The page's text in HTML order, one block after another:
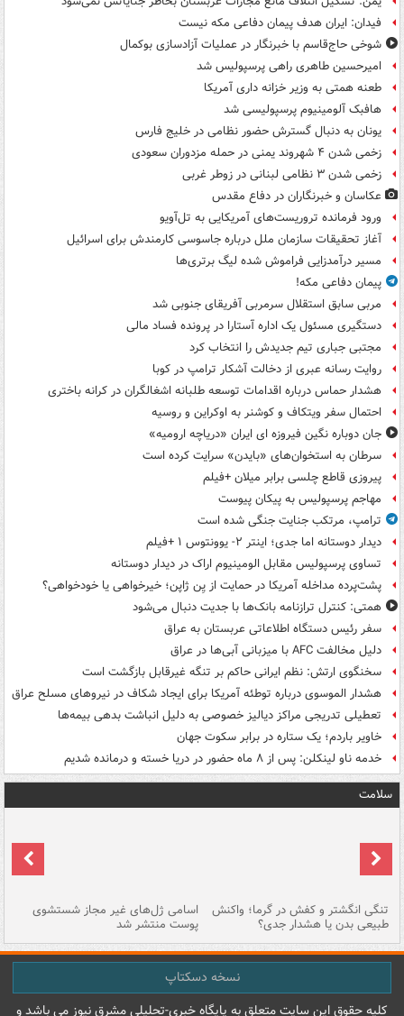
فیدان: ایران هدف پیمان دفاعی مکه نیست
شوخی حاج‌قاسم با خبرنگار در عملیات آزادسازی بوکمال
امیرحسین طاهری راهی پرسپولیس شد
طعنه همتی به وزیر خزانه داری آمریکا
هافبک آلومینیوم پرسپولیسی شد
یونان به دنبال گسترش حضور نظامی در خلیج فارس
زخمی شدن ۴ شهروند یمنی در حمله مزدوران سعودی
زخمی شدن ۳ نظامی لبنانی در زوطر غربی
عکاسان و خبرنگاران در دفاع مقدس
ورود فرمانده تروریست‌های آمریکایی به تل‌آویو
آغاز تحقیقات سازمان ملل درباره جاسوسی کارمندش برای اسرائیل
مسیر درآمدزایی فراموش شده لیگ برتری‌ها
پیمان دفاعی مکه!
مربی سابق استقلال سرمربی آفریقای جنوبی شد
دستگیری مسئول یک اداره آستارا در پرونده فساد مالی
مجتبی جباری تیم جدیدش را انتخاب کرد
روایت رسانه عبری از دخالت آشکار ترامپ در کوبا
هشدار حماس درباره اقدامات توسعه طلبانه اشغالگران در کرانه باختری
احتمال سفر ویتکاف و کوشنر به اوکراین و روسیه
جان دوباره نگین فیروزه ای ایران «دریاچه ارومیه»
سرطان به استخوان‌های «بایدن» سرایت کرده است
پیروزی قاطع چلسی برابر میلان +فیلم
مهاجم پرسپولیس به پیکان پیوست
ترامپ، مرتکب جنایت جنگی شده است
دیدار دوستانه اما جدی؛ اینتر ۲- یوونتوس ۱ +فیلم
تساوی پرسپولیس مقابل الومینیوم اراک در دیدار دوستانه
پشت‌پرده مداخله آمریکا در حمایت از یِن ژاپن؛ خیرخواهی یا خودخواهی؟
همتی: کنترل ترازنامه بانک‌ها با جدیت دنبال می‌شود
سفر رئیس دستگاه اطلاعاتی عربستان به عراق
دلیل مخالفت AFC با میزبانی آبی‌ها در عراق
سخنگوی ارتش: نظم ایرانی حاکم بر تنگه غیرقابل بازگشت است
هشدار الموسوی درباره توطئه آمریکا برای ایجاد شکاف در نیروهای مسلح عراق
تعطیلی تدریجی مراکز دیالیز خصوصی به دلیل انباشت بدهی بیمه‌ها
خاویر باردم؛ یک ستاره در برابر سکوت جهان
خدمه ناو لینکلن: پس از ۸ ماه حضور در دریا خسته و درمانده‌ شدیم
سلامت
تنگی انگشتر و کفش در گرما؛ واکنش
طبیعی بدن یا هشدار جدی؟
اسامی ژل‌های غیر مجاز شستشوی
پوست منتشر شد
نسخه دسکتاپ
کليه حقوق اين سايت متعلق به پایگاه خبري-تحليلي مشرق نيوز می باشد و